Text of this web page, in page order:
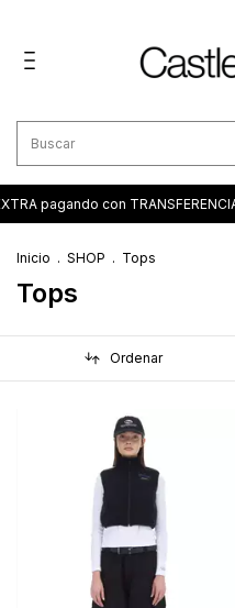
pagando con TRANSFERENCIA
Inicio . SHOP . Tops
Tops
Ordenar